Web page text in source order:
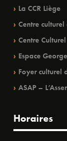
La CCR Liège
Centre culturel
Centre
Espace
Foyer culturel
ASAP –
Horaires